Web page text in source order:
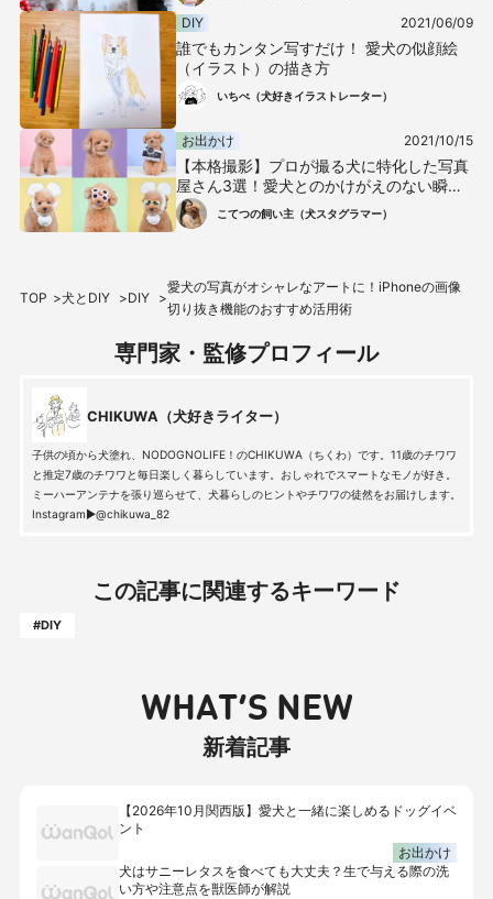
DIY 2021/06/09
誰でもカンタン写すだけ！ 愛犬の似顔絵
（イラスト）の描き方
いちぺ（犬好きイラストレーター）
お出かけ 2021/10/15
【本格撮影】プロが撮る犬に特化した写真
屋さん3選！愛犬とのかけがえのない瞬間
をたくさん綺麗に残そう♪
こてつの飼い主（犬スタグラマー）
TOP 犬とDIY DIY
愛犬の写真がオシャレなアートに！iPhoneの画像
切り抜き機能のおすすめ活用術
専門家・監修プロフィール
CHIKUWA（犬好きライター）
子供の頃から犬塗れ、NODOGNOLIFE！のCHIKUWA（ちくわ）です。11歳のチワワ
と推定7歳のチワワと毎日楽しく暮らしています。おしゃれでスマートなモノが好き。
ミーハーアンテナを張り巡らせて、犬暮らしのヒントやチワワの徒然をお届けします。
Instagram▶︎@chikuwa_82
この記事に関連するキーワード
#DIY
WHAT’S NEW
新着記事
【2026年10月関西版】愛犬と一緒に楽しめるドッグイベ
ント
お出かけ
犬はサニーレタスを食べても大丈夫？生で与える際の洗
い方や注意点を獣医師が解説